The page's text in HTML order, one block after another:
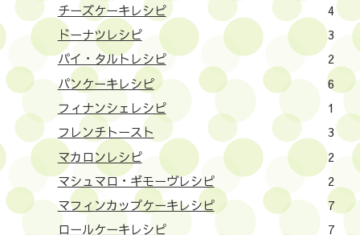
チーズケーキレシピ
4
ドーナツレシピ
3
パイ・タルトレシピ
2
パンケーキレシピ
6
フィナンシェレシピ
1
フレンチトースト
3
マカロンレシピ
2
マシュマロ・ギモーヴレシピ
2
マフィンカップケーキレシピ
7
ロールケーキレシピ
7